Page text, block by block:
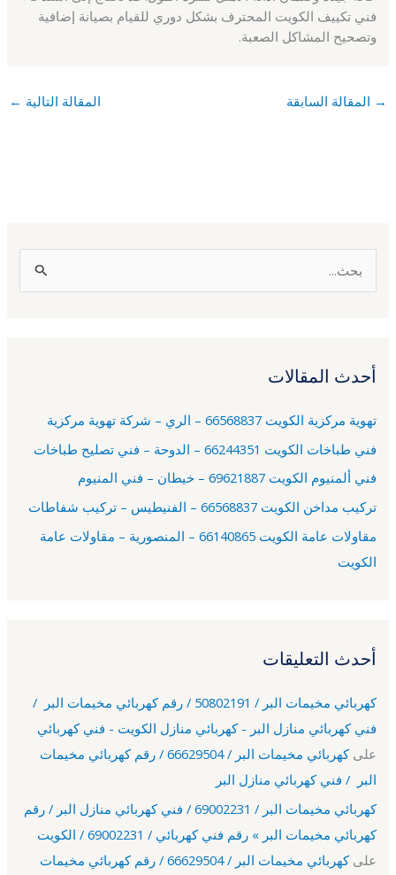
فني تكييف الكويت المحترف بشكل دوري للقيام بصيانة إضافية
وتصحيح المشاكل الصعبة.
→ المقالة السابقة المقالة التالية ←
ل
ث
ن
:
أحدث المقالات
تهوية مركزية الكويت 66568837 – الري – شركة تهوية مركزية
فني طباخات الكويت 66244351 – الدوحة – فني تصليح طباخات
فني ألمنيوم الكويت 69621887 – خيطان – فني المنيوم
تركيب مداخن الكويت 66568837 – الفنيطيس – تركيب شفاطات
مقاولات عامة الكويت 66140865 – المنصورية – مقاولات عامة
الكويت
أحدث التعليقات
كهربائي مخيمات البر / 50802191 / رقم كهربائي مخيمات البر /
فني كهربائي منازل البر - كهربائي منازل الكويت - فني كهربائي
على
كهربائي مخيمات البر / 66629504 / رقم كهربائي مخيمات
البر / فني كهربائي منازل البر
كهربائي مخيمات البر / 69002231 / فني كهربائي منازل البر / رقم
كهربائي مخيمات البر » رقم فني كهربائي / 69002231 / الكويت
على
كهربائي مخيمات البر / 66629504 / رقم كهربائي مخيمات